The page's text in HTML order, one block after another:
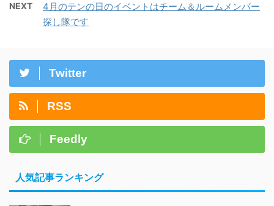
NEXT
4月のテンの日のイベントはチーム＆ルームメンバー
探し隊です
Twitter
RSS
Feedly
人気記事ランキング